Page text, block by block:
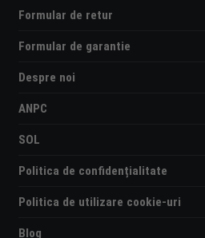
Formular de retur
Formular de garantie
Despre noi
ANPC
SOL
Politica de confidențialitate
Politica de utilizare cookie-uri
Blog